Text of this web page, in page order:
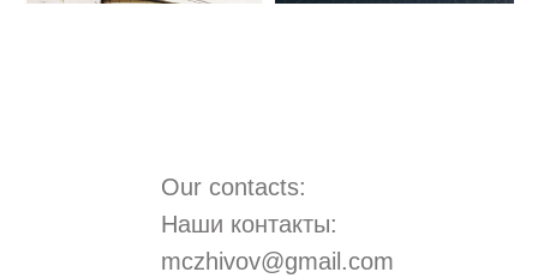
Our contacts:
Наши контакты:
mczhivov@gmail.com